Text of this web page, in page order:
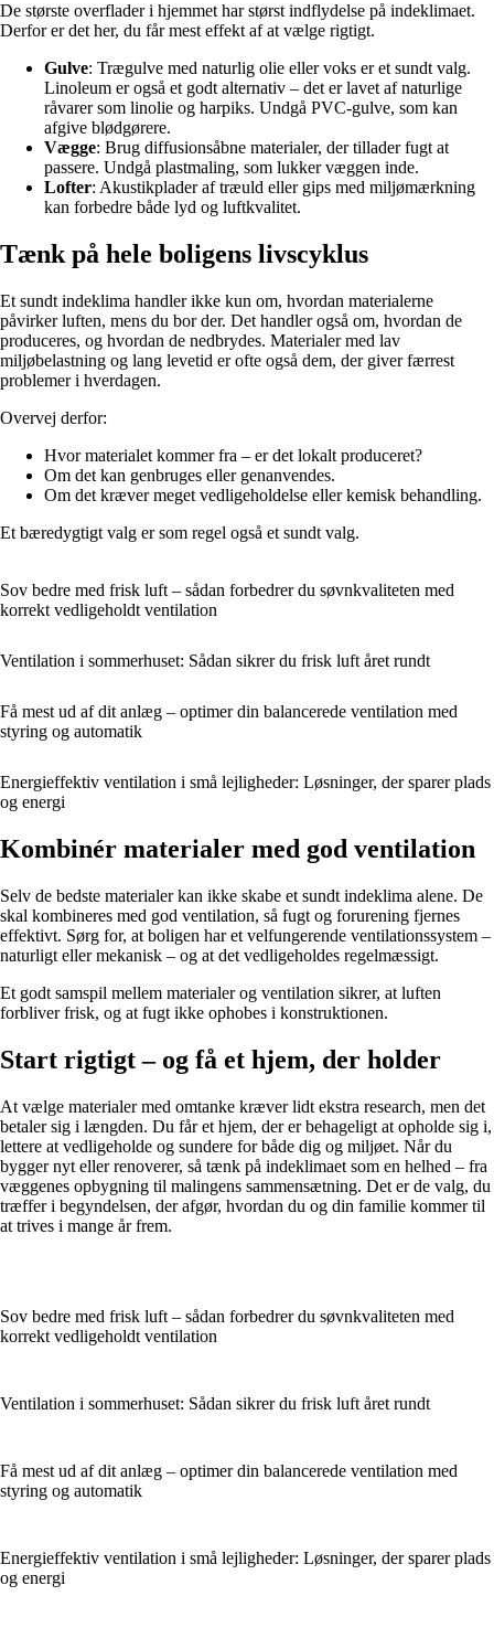
De største overflader i hjemmet har størst indflydelse på indeklimaet.
Derfor er det her, du får mest effekt af at vælge rigtigt.
Gulve: Trægulve med naturlig olie eller voks er et sundt valg.
Linoleum er også et godt alternativ – det er lavet af naturlige
råvarer som linolie og harpiks. Undgå PVC-gulve, som kan
afgive blødgørere.
Vægge: Brug diffusionsåbne materialer, der tillader fugt at
passere. Undgå plastmaling, som lukker væggen inde.
Lofter: Akustikplader af træuld eller gips med miljømærkning
kan forbedre både lyd og luftkvalitet.
Tænk på hele boligens livscyklus
Et sundt indeklima handler ikke kun om, hvordan materialerne
påvirker luften, mens du bor der. Det handler også om, hvordan de
produceres, og hvordan de nedbrydes. Materialer med lav
miljøbelastning og lang levetid er ofte også dem, der giver færrest
problemer i hverdagen.
Overvej derfor:
Hvor materialet kommer fra – er det lokalt produceret?
Om det kan genbruges eller genanvendes.
Om det kræver meget vedligeholdelse eller kemisk behandling.
Et bæredygtigt valg er som regel også et sundt valg.
Sov bedre med frisk luft – sådan forbedrer du søvnkvaliteten med
korrekt vedligeholdt ventilation
Ventilation i sommerhuset: Sådan sikrer du frisk luft året rundt
Få mest ud af dit anlæg – optimer din balancerede ventilation med
styring og automatik
Energieffektiv ventilation i små lejligheder: Løsninger, der sparer plads
og energi
Kombinér materialer med god ventilation
Selv de bedste materialer kan ikke skabe et sundt indeklima alene. De
skal kombineres med god ventilation, så fugt og forurening fjernes
effektivt. Sørg for, at boligen har et velfungerende ventilationssystem –
naturligt eller mekanisk – og at det vedligeholdes regelmæssigt.
Et godt samspil mellem materialer og ventilation sikrer, at luften
forbliver frisk, og at fugt ikke ophobes i konstruktionen.
Start rigtigt – og få et hjem, der holder
At vælge materialer med omtanke kræver lidt ekstra research, men det
betaler sig i længden. Du får et hjem, der er behageligt at opholde sig i,
lettere at vedligeholde og sundere for både dig og miljøet. Når du
bygger nyt eller renoverer, så tænk på indeklimaet som en helhed – fra
væggenes opbygning til malingens sammensætning. Det er de valg, du
træffer i begyndelsen, der afgør, hvordan du og din familie kommer til
at trives i mange år frem.
Sov bedre med frisk luft – sådan forbedrer du søvnkvaliteten med
korrekt vedligeholdt ventilation
Ventilation i sommerhuset: Sådan sikrer du frisk luft året rundt
Få mest ud af dit anlæg – optimer din balancerede ventilation med
styring og automatik
Energieffektiv ventilation i små lejligheder: Løsninger, der sparer plads
og energi